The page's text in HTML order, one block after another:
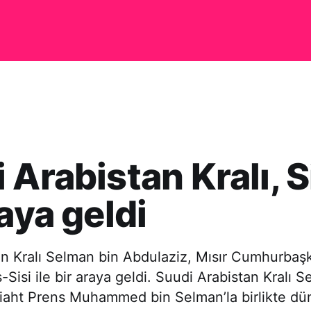
Arabistan Kralı,
geldi
Kralı Selman bin Abdulaziz, Mısır
ile bir araya geldi. Suudi Arabistan Kralı
Prens Muhammed bin Selman’la birlikte